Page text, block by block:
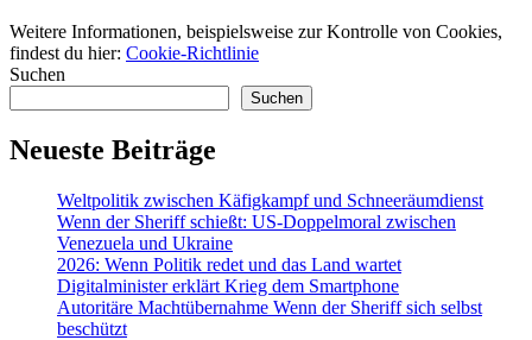
Weitere Informationen, beispielsweise zur Kontrolle von Cookies,
findest du hier: Cookie-Richtlinie
Suchen
Suchen
Neueste Beiträge
Weltpolitik zwischen Käfigkampf und Schneeräumdienst
Wenn der Sheriff schießt: US-Doppelmoral zwischen
Venezuela und Ukraine
2026: Wenn Politik redet und das Land wartet
Digitalminister erklärt Krieg dem Smartphone
Autoritäre Machtübernahme Wenn der Sheriff sich selbst
beschützt